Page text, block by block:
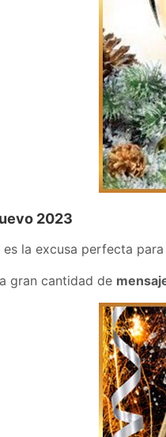
2023
la excusa perfecta
gran cantidad de